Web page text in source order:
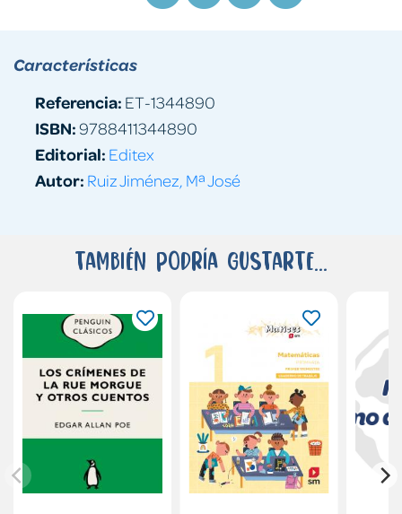
Características
Referencia: ET-1344890
ISBN:9788411344890
Editorial: Editex
Autor: Ruiz Jiménez, Mª José
También podría gustarte...